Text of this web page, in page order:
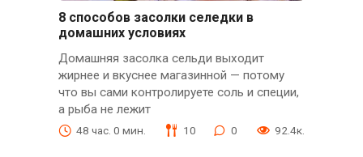
8 способов засолки селедки в
домашних условиях
Домашняя засолка сельди выходит
жирнее и вкуснее магазинной — потому
что вы сами контролируете соль и специи,
а рыба не лежит
48 час. 0 мин. 10 0 92.4к.